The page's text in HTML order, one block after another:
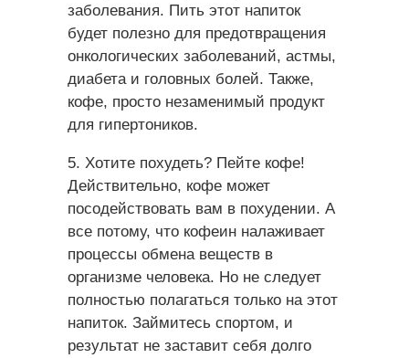
заболевания. Пить этот напиток
будет полезно для предотвращения
онкологических заболеваний, астмы,
диабета и головных болей. Также,
кофе, просто незаменимый продукт
для гипертоников.
5. Хотите похудеть? Пейте кофе!
Действительно, кофе может
посодействовать вам в похудении. А
все потому, что кофеин налаживает
процессы обмена веществ в
организме человека. Но не следует
полностью полагаться только на этот
напиток. Займитесь спортом, и
результат не заставит себя долго